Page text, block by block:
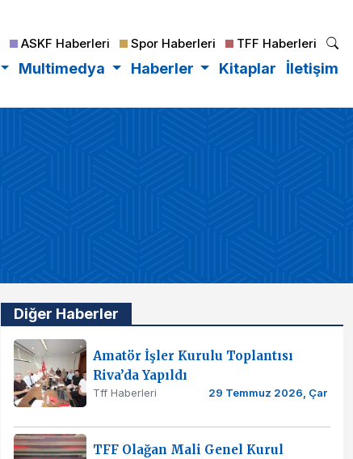
ASKF Haberleri Spor Haberleri TFF Haberleri
Multimedya Haberler Kitaplar İletişim
Diğer Haberler
Amatör İşler Kurulu Toplantısı
Riva’da Yapıldı
Tff Haberleri 29 Temmuz 2026, Çar
TFF Olağan Mali Genel Kurul